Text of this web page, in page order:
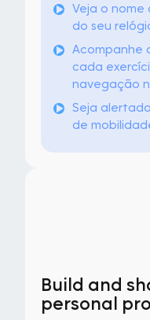
Veja o
do seu
Acompanhe
cada
navegação
Seja
de
Build and
personal